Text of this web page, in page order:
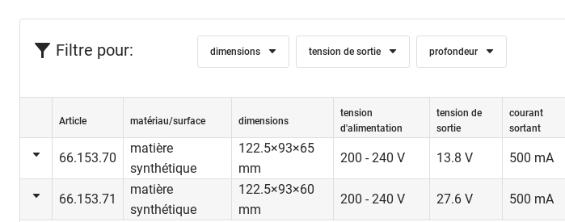
Filtre pour: dimensions tension de sortie profondeur
Article matériau/surface dimensions
tension
d'alimentation
tension de
sortie
courant
sortant
66.153.70
matière
synthétique
122.5×93×65
mm
200 - 240 V 13.8 V 500 mA
66.153.71
matière
synthétique
122.5×93×60
mm
200 - 240 V 27.6 V 500 mA